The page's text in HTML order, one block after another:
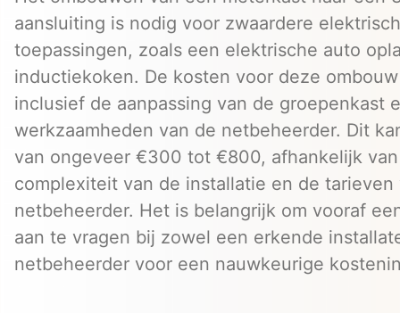
aansluiting is nodig voor zwaardere
toepassingen, zoals een elektrische auto
inductiekoken. De kosten voor deze
inclusief de aanpassing van de groepenkast
werkzaamheden van de netbeheerder. Dit
van ongeveer €300 tot €800, afhankelijk
complexiteit van de installatie en de tarieven
netbeheerder. Het is belangrijk om vooraf
aan te vragen bij zowel een erkende
netbeheerder voor een nauwkeurige